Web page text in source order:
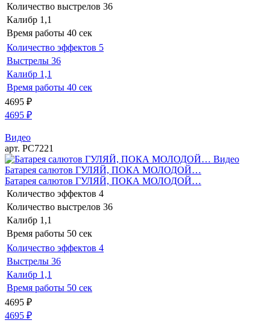
Количество выстрелов 36
Калибр 1,1
Время работы 40 сек
Количество эффектов 5
Выстрелы 36
Калибр 1,1
Время работы 40 сек
4695 ₽
4695 ₽
Видео
арт. РС7221
Видео
Батарея салютов ГУЛЯЙ, ПОКА МОЛОДОЙ…
Батарея салютов ГУЛЯЙ, ПОКА МОЛОДОЙ…
Количество эффектов 4
Количество выстрелов 36
Калибр 1,1
Время работы 50 сек
Количество эффектов 4
Выстрелы 36
Калибр 1,1
Время работы 50 сек
4695 ₽
4695 ₽